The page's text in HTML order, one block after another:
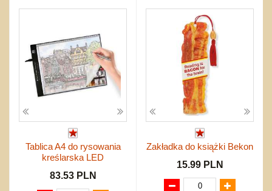
Tablica A4 do rysowania
kreślarska LED
83.53 PLN
Zakładka do książki Bekon
15.99 PLN